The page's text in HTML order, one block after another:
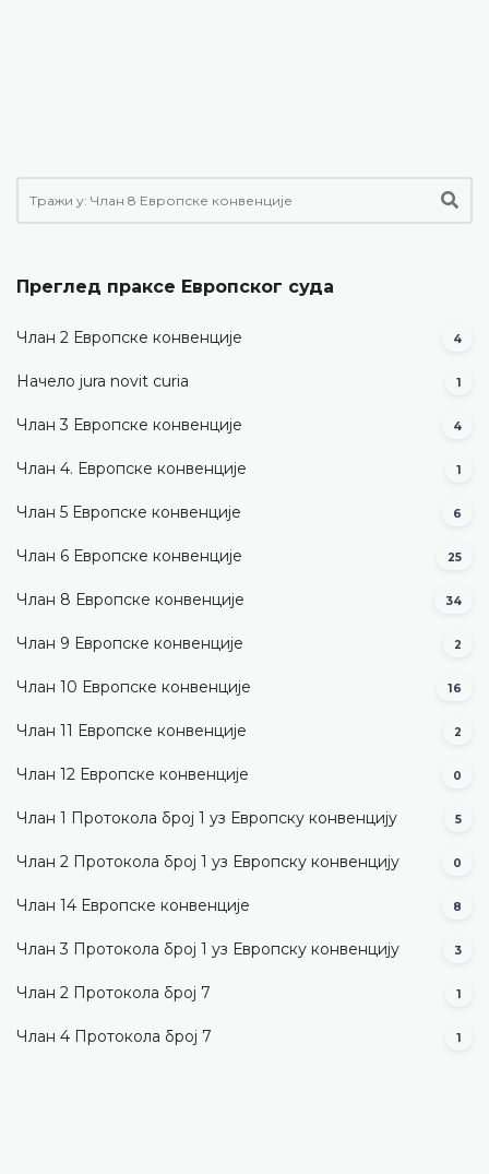
Преглед праксе Европског суда
Члан 2 Европске конвенције 4
Начело jura novit curia 1
Члан 3 Европске конвенције 4
Члан 4. Европске конвенције 1
Члан 5 Европске конвенције 6
Члан 6 Европске конвенције 25
Члан 8 Европске конвенције 34
Члан 9 Европске конвенције 2
Члан 10 Европске конвенције 16
Члан 11 Европске конвенције 2
Члан 12 Европске конвенције 0
Члан 1 Протокола број 1 уз Европску конвенцију 5
Члан 2 Протокола број 1 уз Европску конвенцију 0
Члан 14 Европске конвенције 8
Члан 3 Протокола број 1 уз Европску конвенцију 3
Члан 2 Протокола број 7 1
Члан 4 Протокола број 7 1